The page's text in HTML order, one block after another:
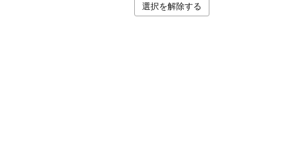
選択を解除する